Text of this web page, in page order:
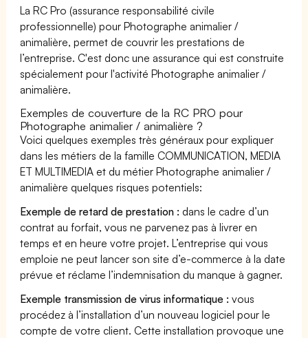
La RC Pro (assurance responsabilité civile
professionnelle) pour Photographe animalier /
animalière, permet de couvrir les prestations de
l’entreprise. C'est donc une assurance qui est construite
spécialement pour l'activité Photographe animalier /
animalière.
Exemples de couverture de la RC PRO pour
Photographe animalier / animalière ?
Voici quelques exemples très généraux pour expliquer
dans les métiers de la famille COMMUNICATION, MEDIA
ET MULTIMEDIA et du métier Photographe animalier /
animalière quelques risques potentiels:
Exemple de retard de prestation : dans le cadre d’un
contrat au forfait, vous ne parvenez pas à livrer en
temps et en heure votre projet. L’entreprise qui vous
emploie ne peut lancer son site d’e-commerce à la date
prévue et réclame l’indemnisation du manque à gagner.
Exemple transmission de virus informatique : vous
procédez à l’installation d’un nouveau logiciel pour le
compte de votre client. Cette installation provoque une